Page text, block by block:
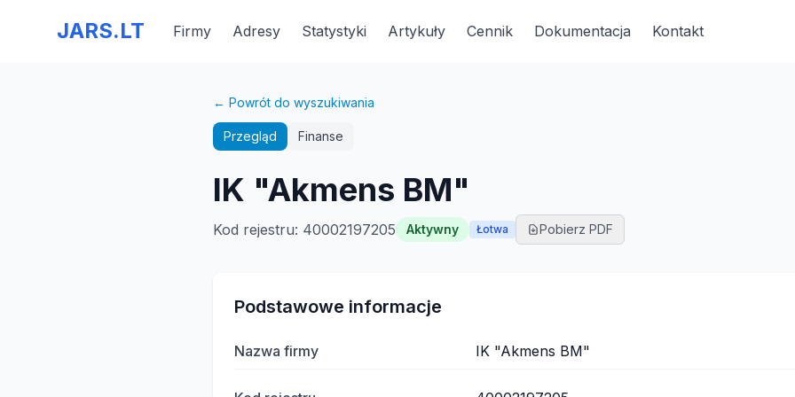
JARS.LT Firmy Adresy Statystyki Artykuły Cennik Dokumentacja Kontakt
← Powrót do wyszukiwania
Przegląd Finanse
IK "Akmens BM"
Kod rejestru: 40002197205 Aktywny Łotwa Pobierz PDF
Podstawowe informacje
Nazwa firmy IK "Akmens BM"